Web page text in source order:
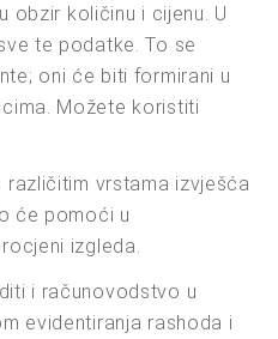
obzir količinu i cijenu. U
te podatke. To se
oni će biti formirani u
Možete koristiti
vrstama izvješća
će pomoći u
izgleda.
i računovodstvo u
evidentiranja rashoda i